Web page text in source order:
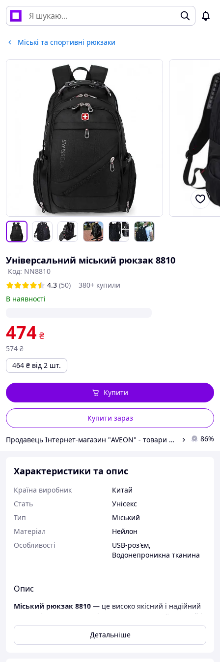
Міські та спортивні рюкзаки
Універсальний міський рюкзак 8810
Код: NN8810
4.3 (50)
380+ купили
В наявності
474 ₴
574 ₴
464 ₴ від 2 шт.
Купити зараз
Купити
Продавець Інтернет-магазин "AVEON" - товари для всієї родини! Найнижчі ціни! 86%
Характеристики та опис
Країна виробник
Китай
Стать
Унісекс
Тип
Міський
Матеріал
Нейлон
Особливості
USB-роз'єм,
Водонепроникна тканина
Опис
Міський рюкзак 8810 — це високо якісний і надійний
рюкзак із великими та місткими кишенями. Стильний і
якісний Швейцарський міський рюкзак із масою різних
відділень і пристосувань. Ця модель вважається
універсальною і чудово підійде як для піших
Детальніше